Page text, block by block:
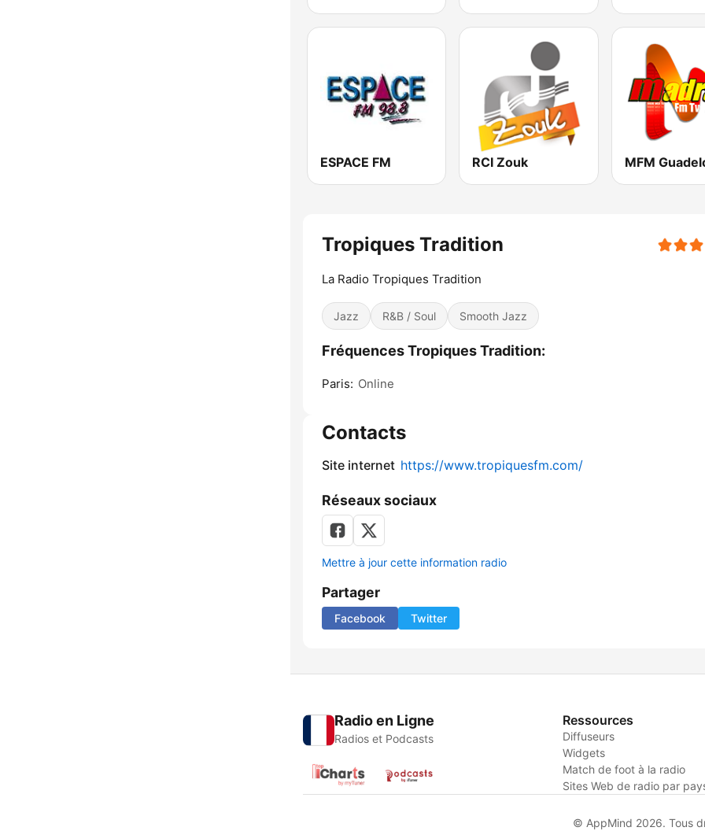
ESPACE FM RCI Zouk MFM
Tropiques Tradition
La Radio Tropiques Tradition
Jazz R&B / Soul Smooth Jazz
Fréquences Tropiques Tradition:
Paris: Online
Contacts
Site internet https://www.tropiquesfm.com/
Réseaux sociaux
Mettre à jour cette information radio
Partager
Facebook Twitter
Radio en Ligne
Radios et Podcasts
Ressources
Diffuseurs
Widgets
Match de foot à la radio
Sites Web de radio par
© AppMind 2026. Tous